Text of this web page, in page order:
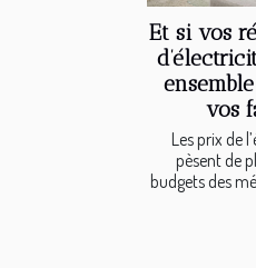
Et si vos
vos
Les prix de
pèsent de
budgets des